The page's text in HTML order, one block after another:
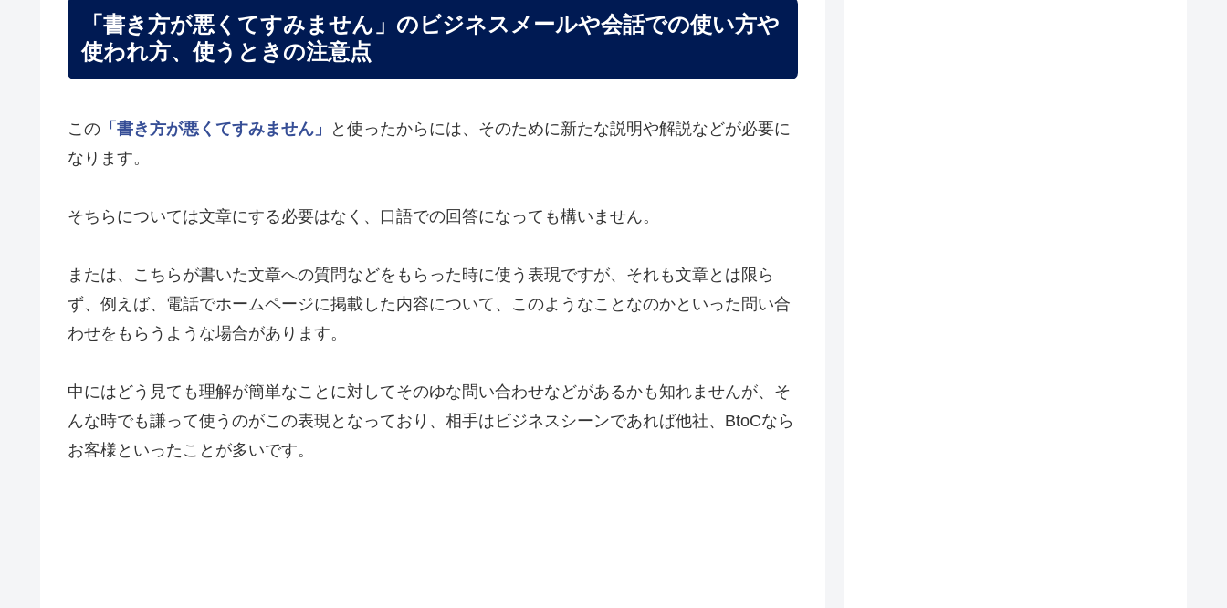
「書き方が悪くてすみません」のビジネスメールや会話での使い方や
使われ方、使うときの注意点
この 「書き方が悪くてすみません」
と使ったからには、そのために新たな説明や解説などが必要に
なります。
そちらについては文章にする必要はなく、口語での回答になっても構いません。
または、こちらが書いた文章への質問などをもらった時に使う表現ですが、それも文章とは限ら
ず、例えば、電話でホームページに掲載した内容について、このようなことなのかといった問い合
わせをもらうような場合があります。
中にはどう見ても理解が簡単なことに対してそのゆな問い合わせなどがあるかも知れませんが、そ
んな時でも謙って使うのがこの表現となっており、相手はビジネスシーンであれば他社、BtoCなら
お客様といったことが多いです。